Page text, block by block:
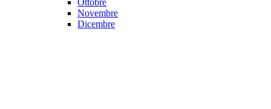
Ottobre
Novembre
Dicembre